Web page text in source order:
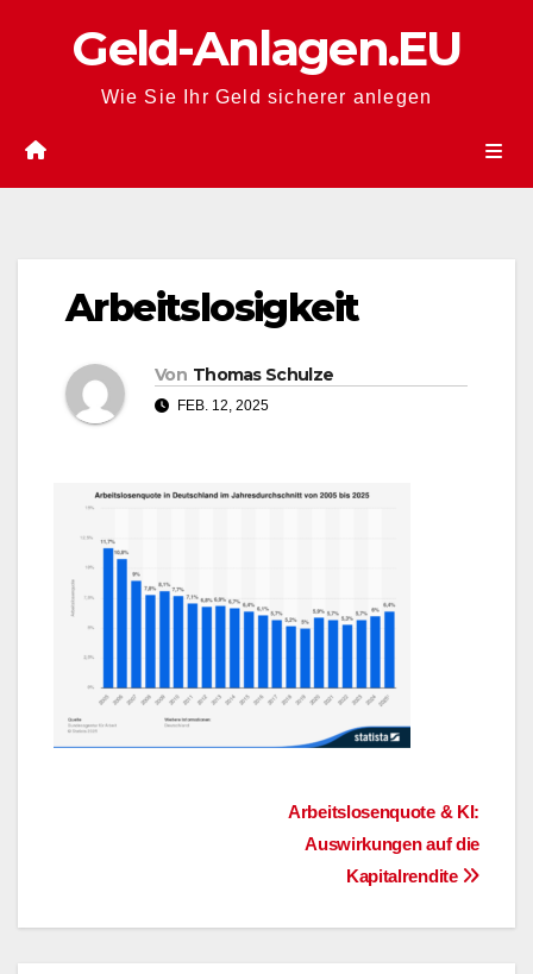
Geld-Anlagen.EU
Wie Sie Ihr Geld sicherer anlegen
Arbeitslosigkeit
Von Thomas Schulze
FEB. 12, 2025
Beitragsnavigation
Arbeitslosenquote & KI:
Auswirkungen auf die
Kapitalrendite